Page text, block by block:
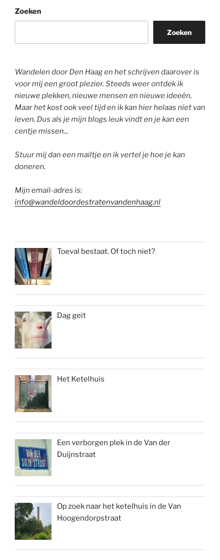
Zoeken
Zoeken
Wandelen door Den Haag en het schrijven daarover is
voor mij een groot plezier. Steeds weer ontdek ik
nieuwe plekken, nieuwe mensen en nieuwe ideeën.
Maar het kost ook veel tijd en ik kan hier helaas niet van
leven. Dus als je mijn blogs leuk vindt en je kan een
centje missen...
Stuur mij dan een mailtje en ik vertel je hoe je kan
doneren.
Mijn email-adres is:
info@wandeldoordestratenvandenhaag.nl
Toeval bestaat. Of toch niet?
Dag geit
Het Ketelhuis
Een verborgen plek in de Van der
Duijnstraat
Op zoek naar het ketelhuis in de Van
Hoogendorpstraat